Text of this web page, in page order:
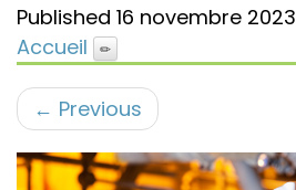
Published 16 novembre 2023
Accueil
← Previous